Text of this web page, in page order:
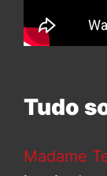
Tudo
Madame